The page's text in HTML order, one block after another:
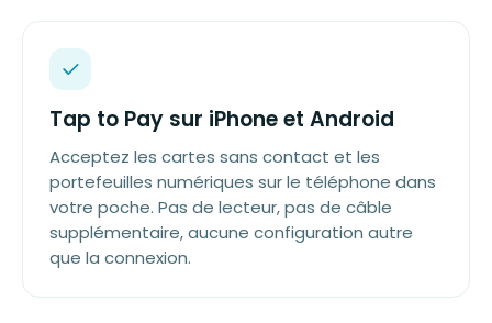
Tap to Pay sur iPhone et Android
Acceptez les cartes sans contact et les
portefeuilles numériques sur le téléphone dans
votre poche. Pas de lecteur, pas de câble
supplémentaire, aucune configuration autre
que la connexion.